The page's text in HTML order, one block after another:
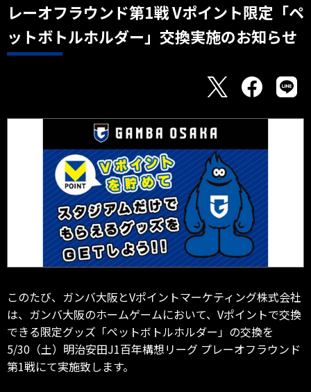
レーオフラウンド第1戦 Vポイント限定「ペ
ットボトルホルダー」交換実施のお知らせ
このたび、ガンバ大阪とVポイントマーケティング株式会社
は、ガンバ大阪のホームゲームにおいて、Vポイントで交換
できる限定グッズ「ペットボトルホルダー」の交換を
5/30（土）明治安田J1百年構想リーグ プレーオフラウンド
第1戦にて実施致します。